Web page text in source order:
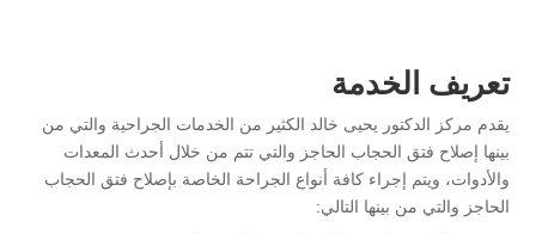
تعريف الخدمة
يقدم مركز الدكتور يحيى خالد الكثير من الخدمات الجراحية والتي من
بينها إصلاح فتق الحجاب الحاجز والتي تتم من خلال أحدث المعدات
والأدوات، ويتم إجراء كافة أنواع الجراحة الخاصة بإصلاح فتق الحجاب
الحاجز والتي من بينها التالي: